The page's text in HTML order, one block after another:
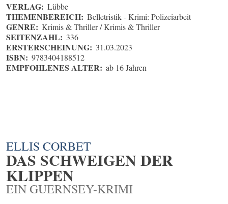
VERLAG: Lübbe
THEMENBEREICH: Belletristik - Krimi: Polizeiarbeit
GENRE: Krimis & Thriller / Krimis & Thriller
SEITENZAHL: 336
ERSTERSCHEINUNG: 31.03.2023
ISBN: 9783404188512
EMPFOHLENES ALTER: ab 16 Jahren
ELLIS CORBET
DAS SCHWEIGEN DER
KLIPPEN
EIN GUERNSEY-KRIMI